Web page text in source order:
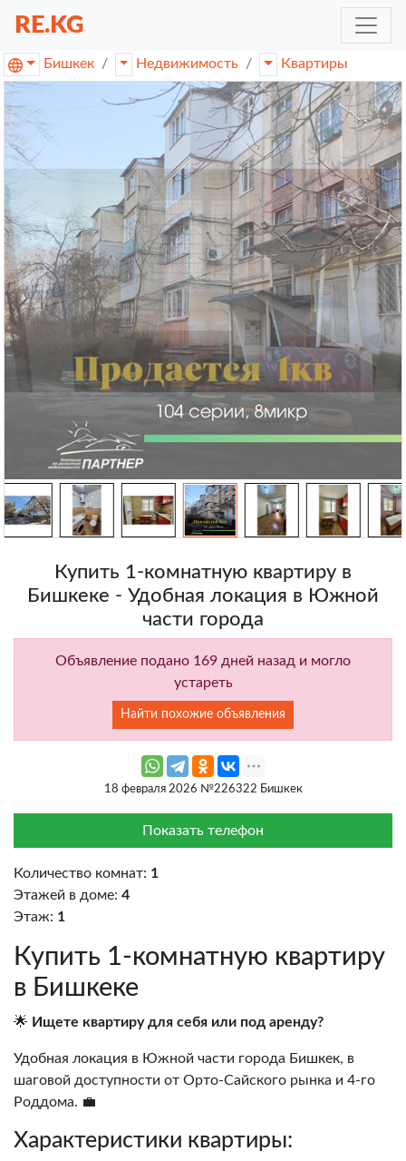
RE.KG
Бишкек Недвижимость Квартиры
Купить 1-комнатную квартиру в
Бишкеке - Удобная локация в Южной
части города
Объявление подано 169 дней назад и могло
устареть
Найти похожие объявления
18 февраля 2026 №226322 Бишкек
Показать телефон
Количество комнат: 1
Этажей в доме: 4
Этаж: 1
Купить 1-комнатную квартиру
в Бишкеке
🌟 Ищете квартиру для себя или под аренду?
Удобная локация в Южной части города Бишкек, в
шаговой доступности от Орто-Сайского рынка и 4-го
Роддома. 💼
Характеристики квартиры: